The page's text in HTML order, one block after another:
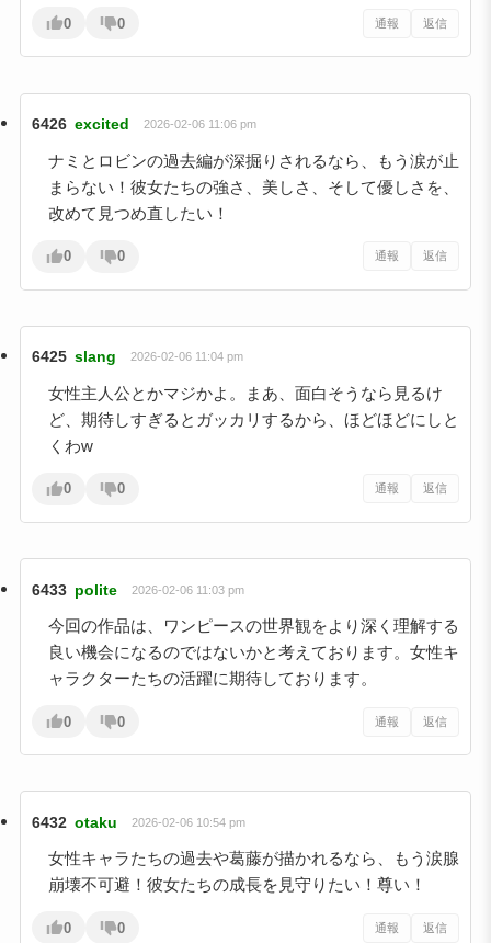
0 0 通報 返信
6426 excited 2026-02-06 11:06 pm
ナミとロビンの過去編が深掘りされるなら、もう涙が止
まらない！彼女たちの強さ、美しさ、そして優しさを、
改めて見つめ直したい！
0 0 通報 返信
6425 slang 2026-02-06 11:04 pm
女性主人公とかマジかよ。まあ、面白そうなら見るけ
ど、期待しすぎるとガッカリするから、ほどほどにしと
くわw
0 0 通報 返信
6433 polite 2026-02-06 11:03 pm
今回の作品は、ワンピースの世界観をより深く理解する
良い機会になるのではないかと考えております。女性キ
ャラクターたちの活躍に期待しております。
0 0 通報 返信
6432 otaku 2026-02-06 10:54 pm
女性キャラたちの過去や葛藤が描かれるなら、もう涙腺
崩壊不可避！彼女たちの成長を見守りたい！尊い！
0 0 通報 返信